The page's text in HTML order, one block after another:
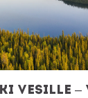
vesille